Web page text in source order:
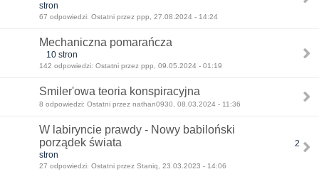
stron
67 odpowiedzi: Ostatni przez ppp, 27.08.2024 - 14:24
Mechaniczna pomarańcza
10 stron
142 odpowiedzi: Ostatni przez ppp, 09.05.2024 - 01:19
Smiler'owa teoria konspiracyjna
8 odpowiedzi: Ostatni przez nathan0930, 08.03.2024 - 11:36
W labiryncie prawdy - Nowy babiloński
porządek świata
2
stron
27 odpowiedzi: Ostatni przez Staniq, 23.03.2023 - 14:06